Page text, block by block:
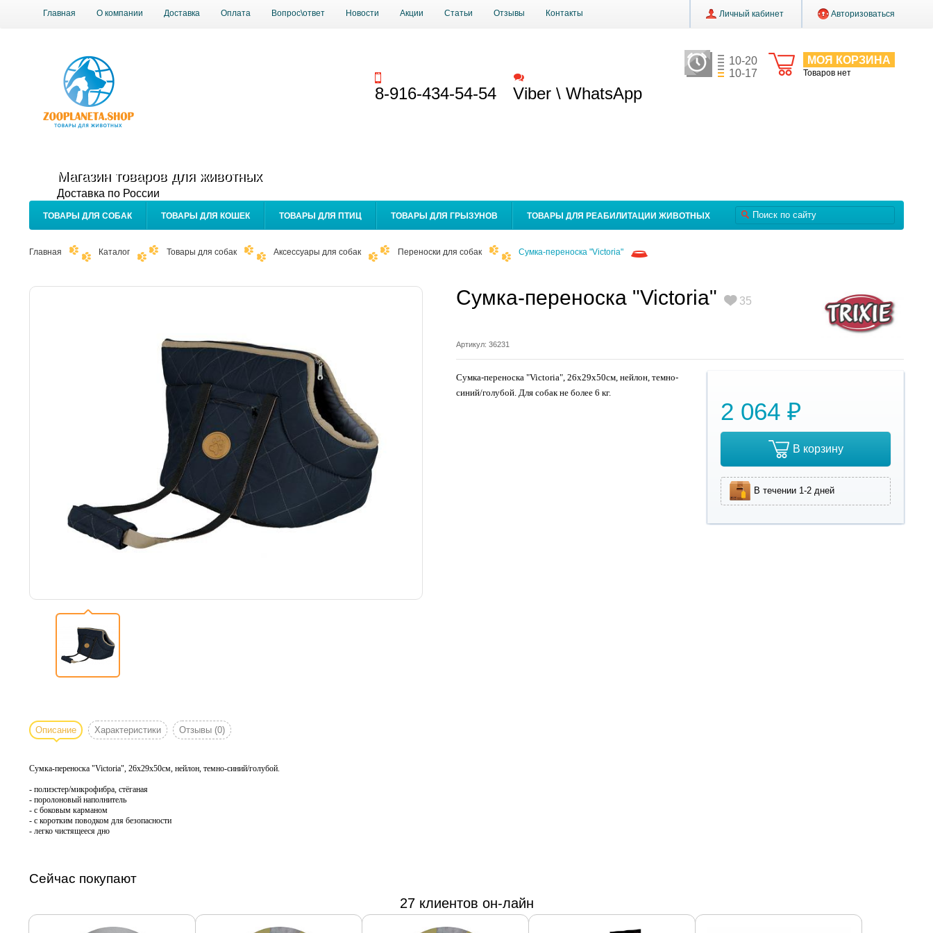
Главная О компании Доставка Оплата Вопрос\ответ Новости Акции Статьи Отзывы Контакты Личный кабинет Авторизоваться
МОЯ КОРЗИНА
Товаров нет
10-20
10-17
Магазин товаров для животных
Доставка по России
8-916-434-54-54 Viber \ WhatsApp
ТОВАРЫ ДЛЯ СОБАК ТОВАРЫ ДЛЯ КОШЕК ТОВАРЫ ДЛЯ ПТИЦ ТОВАРЫ ДЛЯ ГРЫЗУНОВ ТОВАРЫ ДЛЯ РЕАБИЛИТАЦИИ ЖИВОТНЫХ
Главная Каталог Товары для собак Аксессуары для собак Переноски для собак Сумка-переноска "Victoria"
Сумка-переноска "Victoria" 35
Артикул: 36231
2 064 ₽
В корзину
В течении 1-2 дней
Сумка-переноска "Victoria", 26х29х50см, нейлон, темно-
синий/голубой. Для собак не более 6 кг.
Описание Характеристики Отзывы (0)
Сумка-переноска "Victoria", 26х29х50см, нейлон, темно-синий/голубой.
- полиэстер/микрофибра, стёганая
- поролоновый наполнитель
- с боковым карманом
- с коротким поводком для безопасности
- легко чистящееся дно
Сейчас покупают
27 клиентов он-лайн